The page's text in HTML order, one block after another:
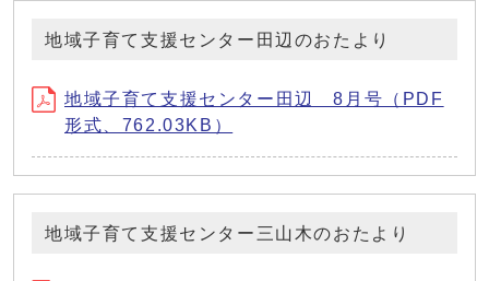
地域子育て支援センター田辺のおたより
地域子育て支援センター田辺 8月号（PDF
形式、762.03KB）
地域子育て支援センター三山木のおたより